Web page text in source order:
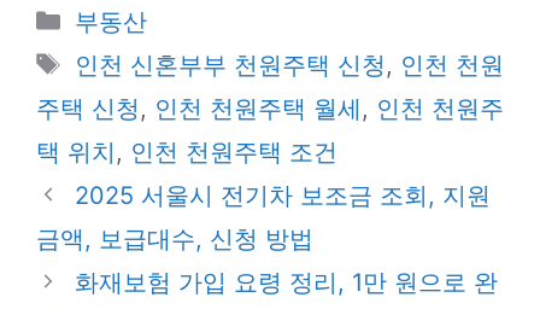
카
테
리
부동산
태
그
인천 신혼부부 천원주택 신청 , 인천 천원
주택 신청 , 인천 천원주택 월세 , 인천 천원주
택 위치 , 인천 천원주택 조건
2025 서울시 전기차 보조금 조회, 지원
금액, 보급대수, 신청 방법
화재보험 가입 요령 정리, 1만 원으로 완